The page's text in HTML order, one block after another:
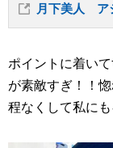
月下美人 ア
ポイントに着い
が素敵すぎ！！
程なくして私にも